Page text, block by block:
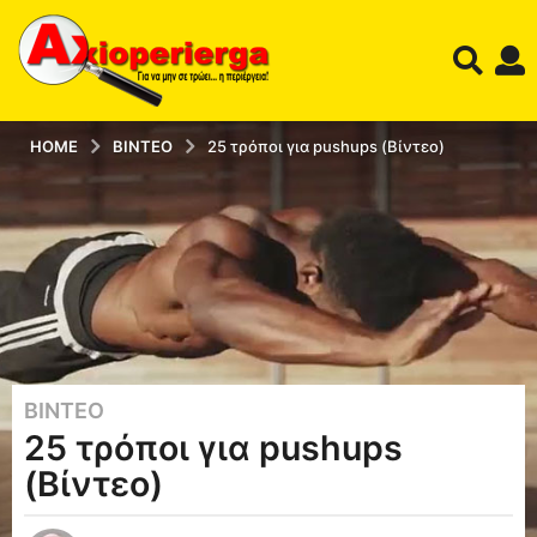
HOME ΒΊΝΤΕΟ 25 τρόποι για pushups (Βίντεο)
9
έ
τ
η
ΒΊΝΤΕΟ
25 τρόποι για pushups
(Βίντεο)